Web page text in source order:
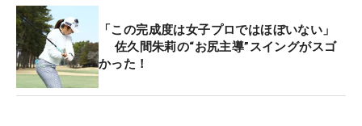
「この完成度は女子プロではほぼいない」
佐久間朱莉の“お尻主導”スイングがスゴ
かった！